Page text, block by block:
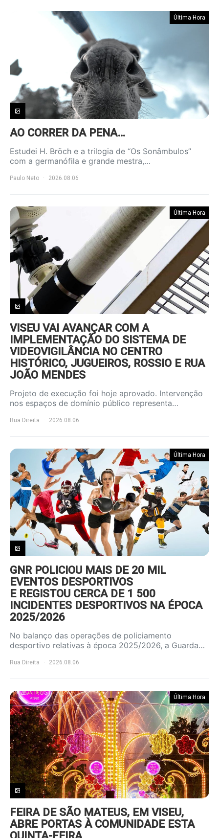
Última Hora
AO CORRER DA PENA…
Estudei H. Bröch e a trilogia de “Os Sonâmbulos”
com a germanófila e grande mestra,…
Paulo Neto 2026.08.06
Última Hora
VISEU VAI AVANÇAR COM A
IMPLEMENTAÇÃO DO SISTEMA DE
VIDEOVIGILÂNCIA NO CENTRO
HISTÓRICO, JUGUEIROS, ROSSIO E RUA
JOÃO MENDES
Projeto de execução foi hoje aprovado. Intervenção
nos espaços de domínio público representa…
Rua Direita 2026.08.06
Última Hora
GNR POLICIOU MAIS DE 20 MIL
EVENTOS DESPORTIVOS
E REGISTOU CERCA DE 1 500
INCIDENTES DESPORTIVOS NA ÉPOCA
2025/2026
No balanço das operações de policiamento
desportivo relativas à época 2025/2026, a Guarda…
Rua Direita 2026.08.06
Última Hora
FEIRA DE SÃO MATEUS, EM VISEU,
ABRE PORTAS À COMUNIDADE ESTA